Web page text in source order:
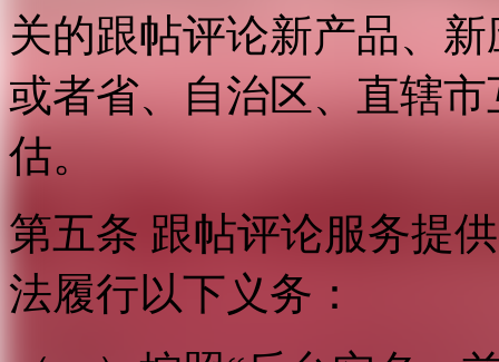
关的跟帖评论新产品、
或者省、自治区、直辖
估。
第五条 跟帖评论服务提
法履行以下义务：